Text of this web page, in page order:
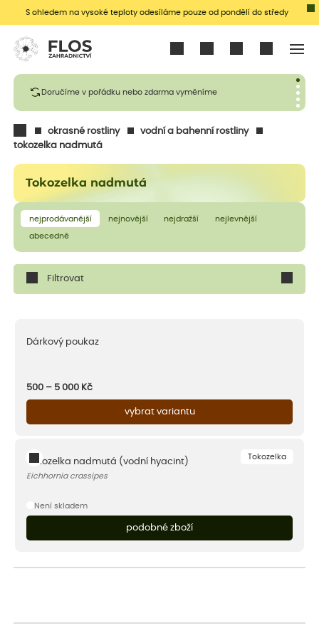
S ohledem na vysoké teploty odesíláme pouze od pondělí do středy
Doručíme v pořádku nebo zdarma vyměníme
okrasné rostliny
vodní a bahenní rostliny
tokozelka nadmutá
Tokozelka nadmutá
nejprodávanější nejnovější nejdražší nejlevnější
abecedně
Filtrovat
Dárkový poukaz
500 – 5 000 Kč
vybrat variantu
Tokozelka
Tokozelka nadmutá (vodní hyacint)
Eichhornia crassipes
Není skladem
podobné zboží